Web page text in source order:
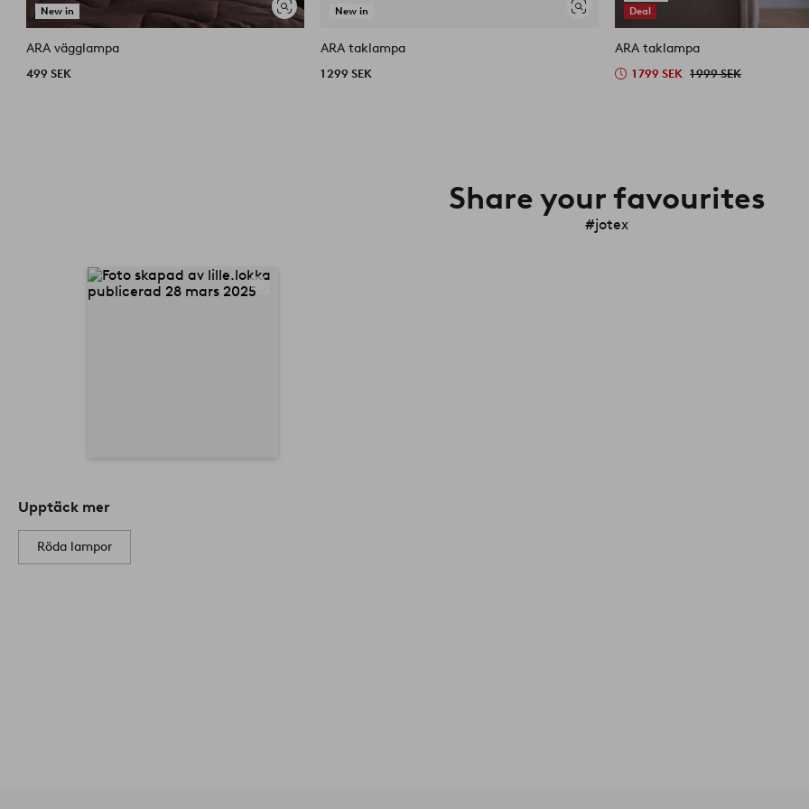
New in
Visa
liknande
ARA vägglampa
499 SEK
New in
Visa
ARA taklampa
1 299 SEK
Deal
ARA taklampa
1 799 SEK 1 999 SEK
Share your favourites
#jotex
Upptäck mer
Röda lampor